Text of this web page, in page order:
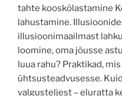
tahte kooskõlastamine
lahustamine.
illusioonimaailmast
loomine, oma jõusse
luua rahu? Praktikad,
ühtsusteadvusesse.
valgusteljest – eluratta